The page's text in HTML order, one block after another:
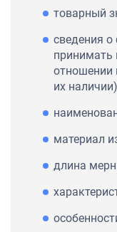
товарный
сведения
принимать
отношении
их
материал
длина